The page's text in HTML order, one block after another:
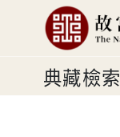
典藏檢索